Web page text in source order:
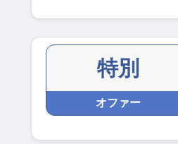
特別
オファー